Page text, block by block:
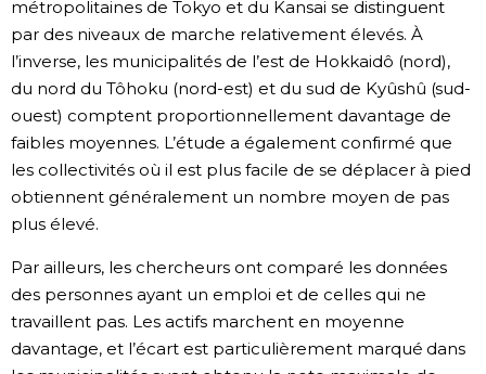
métropolitaines de Tokyo et du Kansai se distinguent
par des niveaux de marche relativement élevés. À
l’inverse, les municipalités de l’est de Hokkaidô (nord),
du nord du Tôhoku (nord-est) et du sud de Kyûshû (sud-
ouest) comptent proportionnellement davantage de
faibles moyennes. L’étude a également confirmé que
les collectivités où il est plus facile de se déplacer à pied
obtiennent généralement un nombre moyen de pas
plus élevé.
Par ailleurs, les chercheurs ont comparé les données
des personnes ayant un emploi et de celles qui ne
travaillent pas. Les actifs marchent en moyenne
davantage, et l’écart est particulièrement marqué dans